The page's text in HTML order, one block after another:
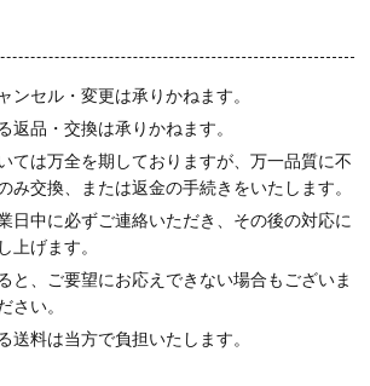
ンセル・変更は承りかねます。
返品・交換は承りかねます。
ては万全を期しておりますが、万一品質に不
み交換、または返金の手続きをいたします。
日中に必ずご連絡いただき、その後の対応に
上げます。
と、ご要望にお応えできない場合もございま
さい。
送料は当方で負担いたします。